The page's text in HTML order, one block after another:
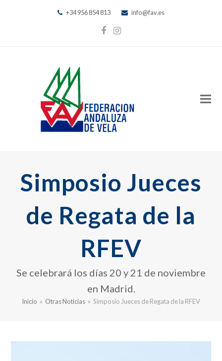
+34 956 854 813 info@fav.es
Facebook
Instagram
Simposio Jueces
de Regata de la
RFEV
Se celebrará los días 20 y 21 de noviembre
en Madrid.
Inicio » Otras Noticias » Simposio Jueces de Regata de la RFEV